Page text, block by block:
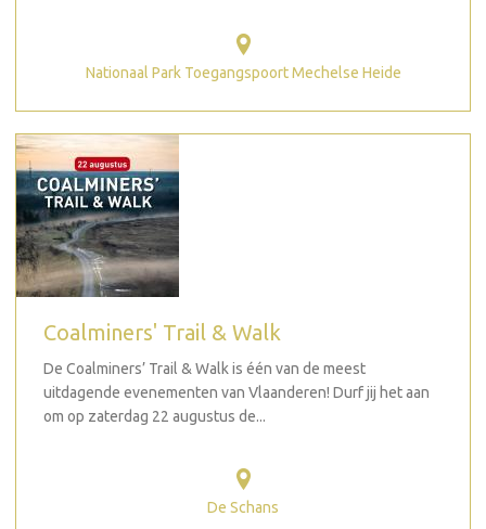
Nationaal Park Toegangspoort Mechelse Heide
Coalminers' Trail & Walk
De Coalminers’ Trail & Walk is één van de meest
uitdagende evenementen van Vlaanderen! Durf jij het aan
om op zaterdag 22 augustus de...
De Schans